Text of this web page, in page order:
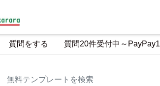
質問をする 質問20件受付中～